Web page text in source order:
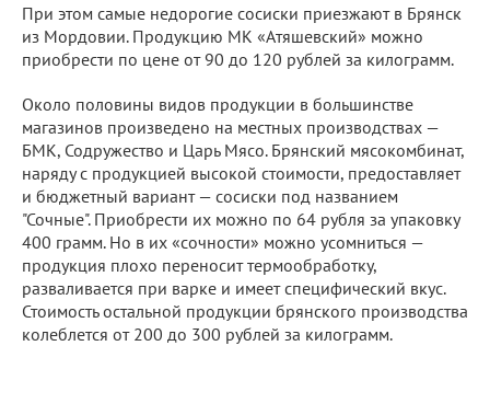
При этом самые недорогие сосиски приезжают в Брянск
из Мордовии. Продукцию МК «Атяшевский» можно
приобрести по цене от 90 до 120 рублей за килограмм.
Около половины видов продукции в большинстве
магазинов произведено на местных производствах —
БМК, Содружество и Царь Мясо. Брянский мясокомбинат,
наряду с продукцией высокой стоимости, предоставляет
и бюджетный вариант — сосиски под названием
"Сочные". Приобрести их можно по 64 рубля за упаковку
400 грамм. Но в их «сочности» можно усомниться —
продукция плохо переносит термообработку,
разваливается при варке и имеет специфический вкус.
Стоимость остальной продукции брянского производства
колеблется от 200 до 300 рублей за килограмм.